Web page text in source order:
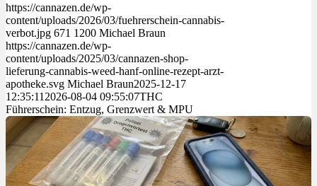
https://cannazen.de/wp-
content/uploads/2026/03/fuehrerschein-cannabis-
verbot.jpg 671 1200 Michael Braun
https://cannazen.de/wp-
content/uploads/2025/03/cannazen-shop-
lieferung-cannabis-weed-hanf-online-rezept-arzt-
apotheke.svg Michael Braun2025-12-17
12:35:11 2026-08-04 09:55:07THC
Führerschein: Entzug, Grenzwert & MPU